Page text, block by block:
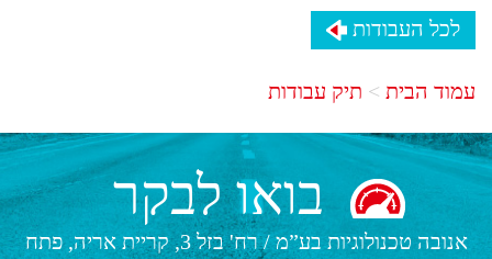
לכל העבודות
עמוד הבית תיק עבודות
בואו לבקר
אנובה טכנולוגיות בע”מ/
רח' בזל 3, קריית אריה, פתח